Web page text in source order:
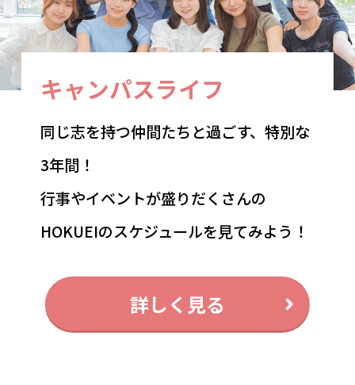
キャンパスライフ
同じ志を持つ仲間たちと過ごす、特別な
3年間！
行事やイベントが盛りだくさんの
HOKUEIのスケジュールを見てみよう！
詳しく見る